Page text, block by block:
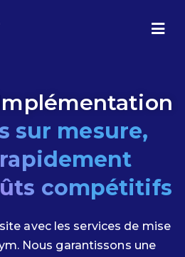
sur mesure,
compétitifs
avec les services de mise
Nous garantissons une